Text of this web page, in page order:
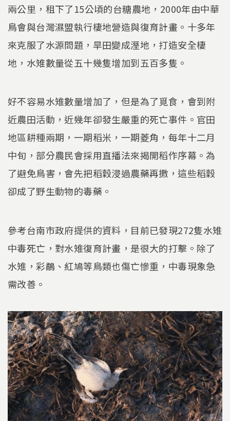
兩公里，租下了15公頃的台糖農地，2000年由中華
鳥會與台灣濕盟執行棲地營造與復育計畫。十多年
來克服了水源問題，旱田變成溼地，打造安全棲
地，水雉數量從五十幾隻增加到五百多隻。
好不容易水雉數量增加了，但是為了覓食，會到附
近農田活動，近幾年卻發生嚴重的死亡事件。官田
地區耕種兩期，一期稻米，一期菱角，每年十二月
中旬，部分農民會採用直播法來揭開稻作序幕。為
了避免鳥害，會先把稻穀浸過農藥再撒，這些稻穀
卻成了野生動物的毒藥。
參考台南市政府提供的資料，目前已發現272隻水雉
中毒死亡，對水雉復育計畫，是很大的打擊。除了
水雉，彩鷸、紅鳩等鳥類也傷亡慘重，中毒現象急
需改善。